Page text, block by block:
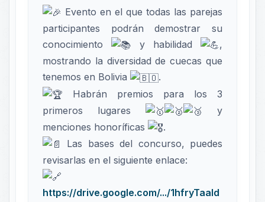
Evento en el que todas las parejas
participantes podrán demostrar su
conocimiento
y habilidad
,
mostrando la diversidad de cuecas que
tenemos en Bolivia
.
Habrán premios para los 3
primeros lugares
y
menciones honoríficas
.
Las bases del concurso, puedes
revisarlas en el siguiente enlace:
https://drive.google.com/.../1hfryTaaId